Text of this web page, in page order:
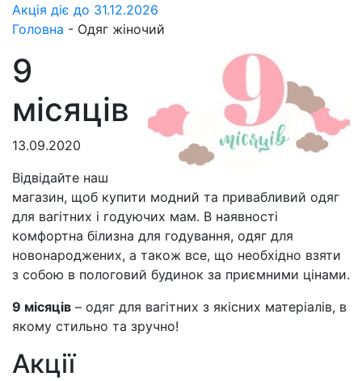
Акція діє до 31.12.2026
Головна - Одяг жіночий
9
місяців
13.09.2020
Відвідайте наш
магазин, щоб купити модний та привабливий одяг
для вагітних і годуючих мам. В наявності
комфортна білизна для годування, одяг для
новонароджених, а також все, що необхідно взяти
з собою в пологовий будинок за приємними цінами.
9 місяців – одяг для вагітних з якісних матеріалів, в
якому стильно та зручно!
Акції